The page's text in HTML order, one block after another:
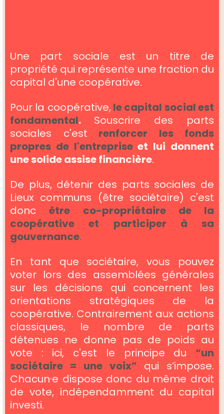
Une part sociale est un titre de
propriété qui représente une fraction du
capital d'une coopérative.
Pour la coopérative,le capital social est
fondamental. Souscrire des parts
sociales c'est
renforcer les fonds
propres de l'entrepriseet lui donnent
une solide assise financière.
De plus, détenir des parts sociales de
Lieux communs (être sociétaire) c'est
doncêtre co-propriétaire de la
coopérative et participer à sa
gouvernance.
En tant que sociétaire, vous pouvez
voter lors des assemblées générales
sur les décisions qui concernent les
orientations stratégiques de la
coopérative. Contrairement aux actions
classiques, le nombre de parts
détenues ne donne pas de poids au
vote : ici, c'est le principe du “un
sociétaire = une voix” qui s’impose.
Chacun·e dispose donc du même droit
de vote, indépendamment du capital
investi.